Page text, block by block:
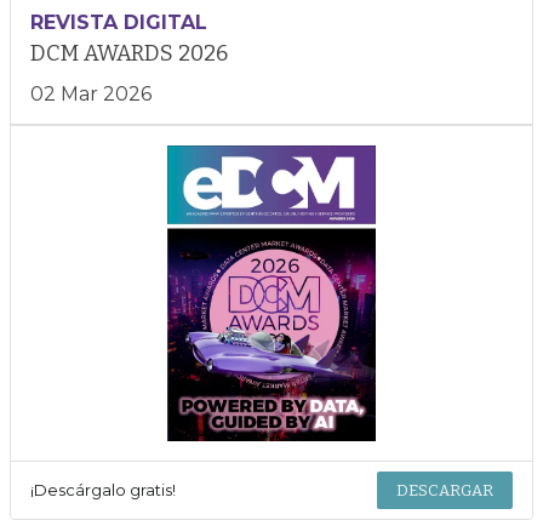
REVISTA DIGITAL
DCM AWARDS 2026
02 Mar 2026
¡Descárgalo gratis! DESCARGAR